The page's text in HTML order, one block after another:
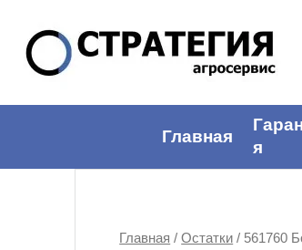
Главная
я
Главная /Остатки / 561760